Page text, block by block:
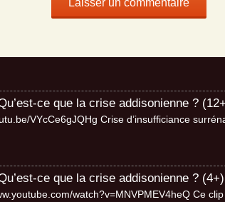
ce que la crise addisonienne ?
VYcCe6gJQHg Crise d’insufficiance
ce que la crise addisonienne ? (4+)
watch?v=MNVPMEV4heQ Ce